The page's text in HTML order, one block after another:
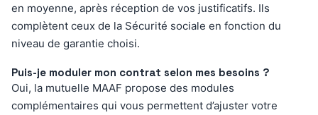
en moyenne, après réception de vos justificatifs. Ils
complètent ceux de la Sécurité sociale en fonction du
niveau de garantie choisi.
Puis-je moduler mon contrat selon mes besoins ?
Oui, la mutuelle MAAF propose des modules
complémentaires qui vous permettent d’ajuster votre